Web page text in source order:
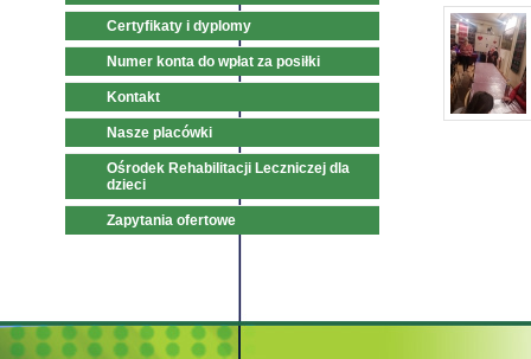
Certyfikaty i dyplomy
Numer konta do wpłat za posiłki
Kontakt
Nasze placówki
Ośrodek Rehabilitacji Leczniczej dla
dzieci
Zapytania ofertowe